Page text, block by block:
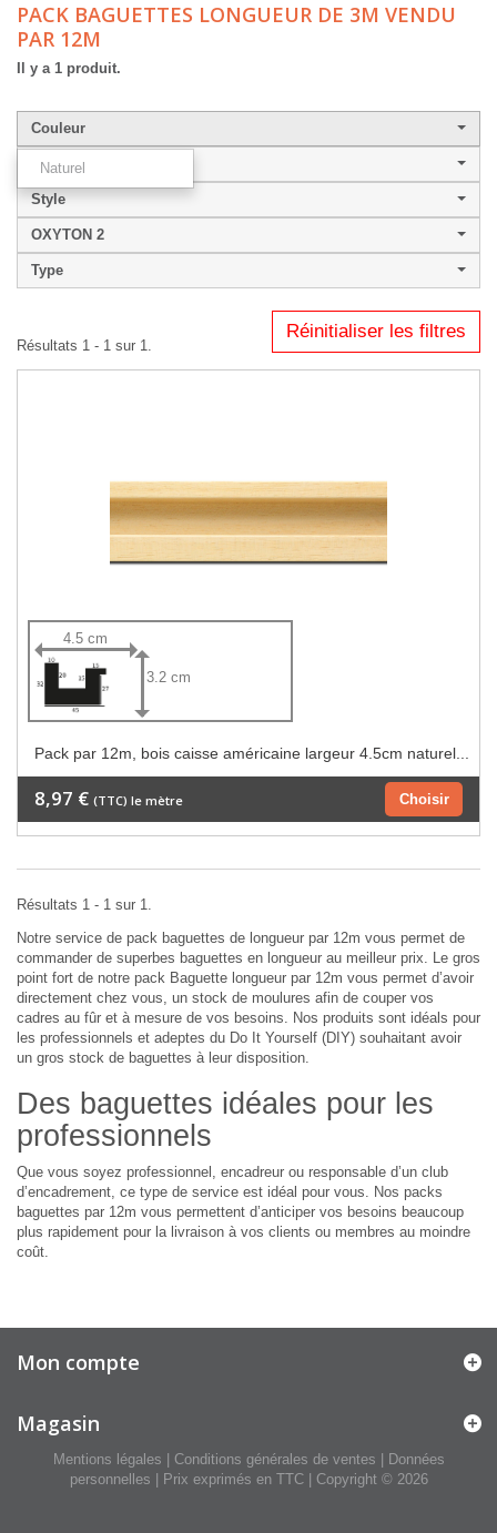
PACK BAGUETTES LONGUEUR DE 3M VENDU
PAR 12M
Il y a 1 produit.
Couleur
Naturel
Largeur de baguette
Style
OXYTON 2
Type
Réinitialiser les filtres
Résultats 1 - 1 sur 1.
4.5 cm
3.2 cm
Pack par 12m, bois caisse américaine largeur 4.5cm naturel...
Choisir
8,97 € (TTC) le mètre
Résultats 1 - 1 sur 1.
Notre service de pack baguettes de longueur par 12m vous permet de
commander de superbes baguettes en longueur au meilleur prix. Le gros
point fort de notre pack Baguette longueur par 12m vous permet d’avoir
directement chez vous, un stock de moulures afin de couper vos
cadres au fûr et à mesure de vos besoins. Nos produits sont idéals pour
les professionnels et adeptes du Do It Yourself (DIY) souhaitant avoir
un gros stock de baguettes à leur disposition.
Des baguettes idéales pour les
professionnels
Que vous soyez professionnel, encadreur ou responsable d’un club
d’encadrement, ce type de service est idéal pour vous. Nos packs
baguettes par 12m vous permettent d’anticiper vos besoins beaucoup
plus rapidement pour la livraison à vos clients ou membres au moindre
coût.
Mon compte
Magasin
Mentions légales Conditions générales de ventes
Données
personnelles | Prix exprimés en TTC | Copyright © 2026